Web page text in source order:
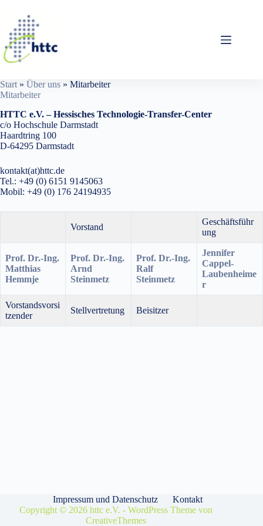
springen
Start » Über uns » Mitarbeiter
Mitarbeiter
HTTC e.V. – Hessisches Technologie-Transfer-Center
c/o Hochschule Darmstadt
Haardtring 100
D-64295 Darmstadt
kontakt(at)httc.de
Tel.: +49 (0) 6151 9145063
Mobil: +49 (0) 176 24194935
Vorstand
Geschäftsführ
ung
Prof. Dr.-Ing.
Matthias
Hemmje
Prof. Dr.-Ing.
Arnd
Steinmetz
Prof. Dr.-Ing.
Ralf
Steinmetz
Jennifer
Cappel-
Laubenheime
r
Vorstandsvorsi
tzender
Stellvertretung Beisitzer
Impressum und Datenschutz
Kontakt
Copyright © 2026 httc e.V. - WordPress Theme von
CreativeThemes